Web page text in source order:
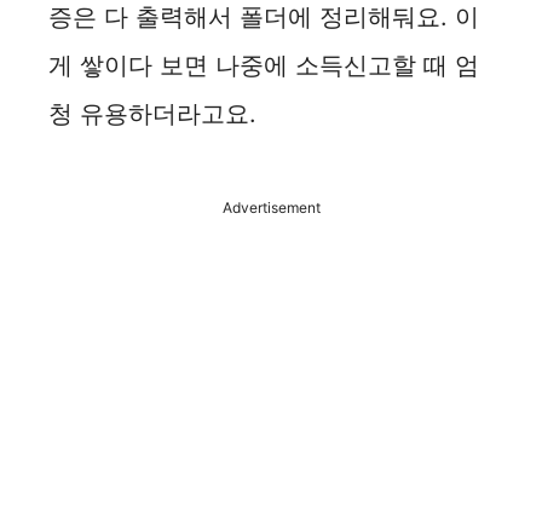
증은 다 출력해서 폴더에 정리해둬요. 이
게 쌓이다 보면 나중에 소득신고할 때 엄
청 유용하더라고요.
Advertisement